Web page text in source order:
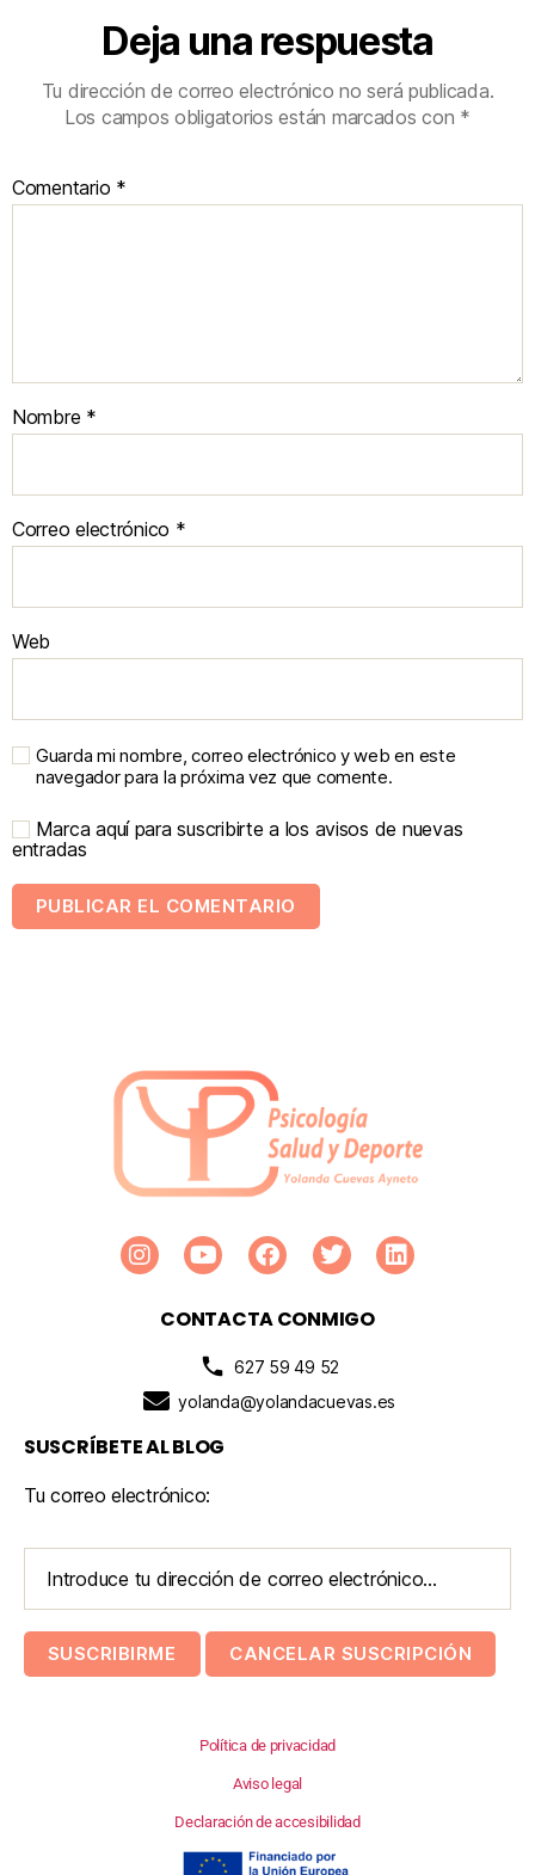
Deja una respuesta
Tu dirección de correo electrónico no será publicada.
Los campos obligatorios están marcados con *
Comentario *
Nombre *
Correo electrónico *
Web
Guarda mi nombre, correo electrónico y web en este
navegador para la próxima vez que comente.
Marca aquí para suscribirte a los avisos de nuevas
entradas
CONTACTA CONMIGO
627 59 49 52
yolanda@yolandacuevas.es
SUSCRÍBETE AL BLOG
Tu correo electrónico:
Política de privacidad
Aviso legal
Declaración de accesibilidad